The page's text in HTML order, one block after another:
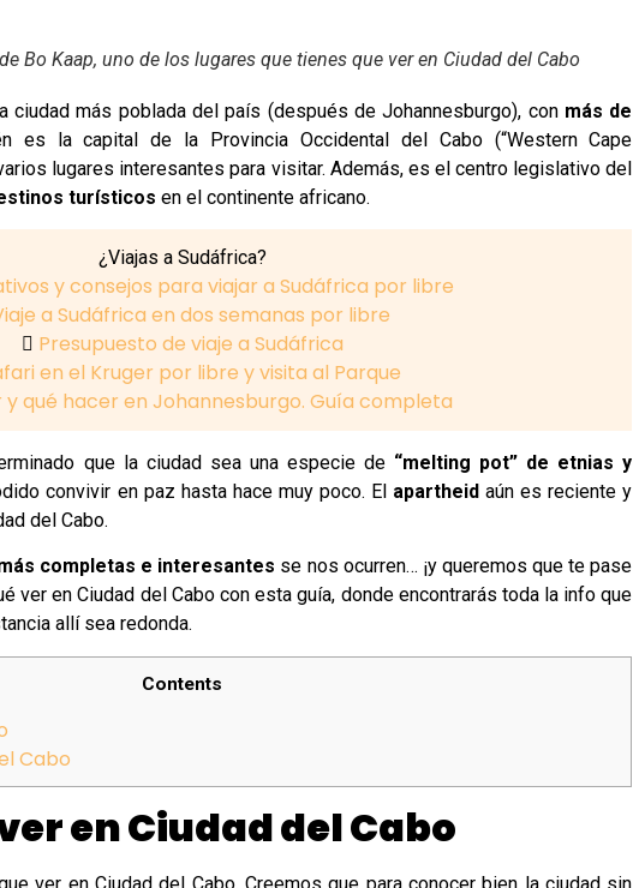
Bo Kaap, uno de los lugares que tienes que ver en Ciudad del Cabo
ciudad más poblada del país (después de Johannesburgo), con más de
es la capital de la Provincia Occidental del Cabo (“Western Cape
lugares interesantes para visitar. Además, es el centro legislativo del
turísticos en el continente africano.
¿Viajas a Sudáfrica?
y consejos para viajar a Sudáfrica por libre
a Sudáfrica en dos semanas por libre
Presupuesto de viaje a Sudáfrica
en el Kruger por libre y visita al Parque
y qué hacer en Johannesburgo. Guía completa
que la ciudad sea una especie de “melting pot” de etnias y
convivir en paz hasta hace muy poco. El apartheid aún es reciente y
del Cabo.
completas e interesantes se nos ocurren… ¡y queremos que te pase
ver en Ciudad del Cabo con esta guía, donde encontrarás toda la info que
allí sea redonda.
Contents
Cabo
en Ciudad del Cabo